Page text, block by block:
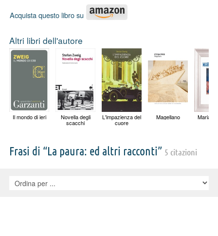
Acquista questo libro su
Altri libri dell'autore
Il mondo di ieri Novella degli
scacchi
L'impazienza del
cuore
Magellano Maria
Frasi di “La paura: ed altri racconti” 5 citazioni